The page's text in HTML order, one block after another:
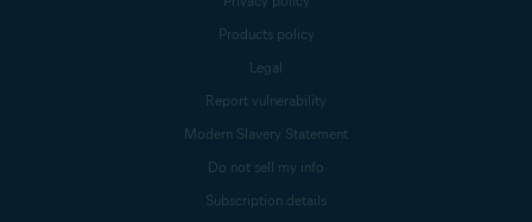
Products policy
Legal
Report vulnerability
Modern Slavery Statement
Do not sell my info
Subscription details